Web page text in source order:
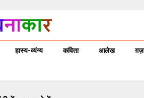
हास्य-व्यंग्य कविता आलेख